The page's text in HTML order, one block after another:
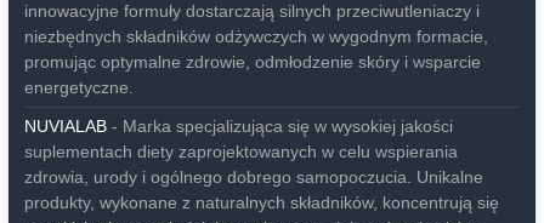
innowacyjne formuły dostarczają silnych przeciwutleniaczy i
niezbędnych składników odżywczych w wygodnym formacie,
promując optymalne zdrowie, odmłodzenie skóry i wsparcie
energetyczne.
NUVIALAB- Marka specjalizująca się w wysokiej jakości
suplementach diety zaprojektowanych w celu wspierania
zdrowia, urody i ogólnego dobrego samopoczucia. Unikalne
produkty, wykonane z naturalnych składników, koncentrują się